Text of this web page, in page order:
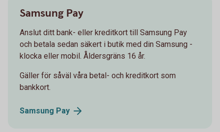
Samsung Pay
Anslut ditt bank- eller kreditkort till Samsung Pay
och betala sedan säkert i butik med din Samsung -
klocka eller mobil. Åldersgräns 16 år.
Gäller för såväl våra betal- och kreditkort som
bankkort.
Samsung Pay